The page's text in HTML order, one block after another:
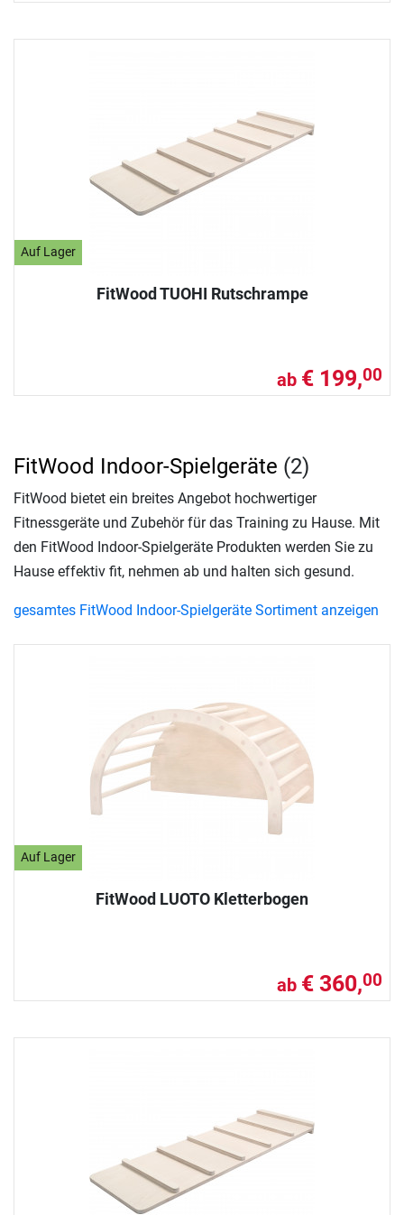
Auf Lager
FitWood TUOHI Rutschrampe
ab € 199,00
Auf Lager
FitWood LUOTO Kletterbogen
ab € 360,00
FitWood Indoor-Spielgeräte (2)
FitWood bietet ein breites Angebot hochwertiger
Fitnessgeräte und Zubehör für das Training zu Hause. Mit
den FitWood Indoor-Spielgeräte Produkten werden Sie zu
Hause effektiv fit, nehmen ab und halten sich gesund.
gesamtes FitWood Indoor-Spielgeräte Sortiment anzeigen